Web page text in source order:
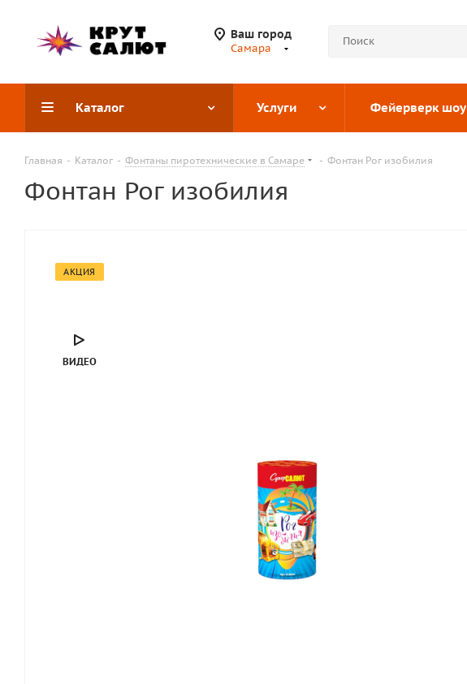
Ваш город
Самара
Каталог Услуги Фейерверк шоу
Главная - Каталог - Фонтаны пиротехнические в Самаре - Фонтан Рог изобилия
Фонтан Рог изобилия
АКЦИЯ
ВИДЕО